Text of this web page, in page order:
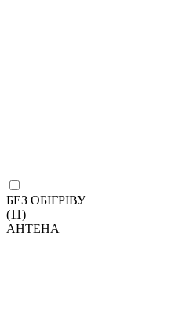
БЕЗ ОБІГРІВУ
(11)
АНТЕНА